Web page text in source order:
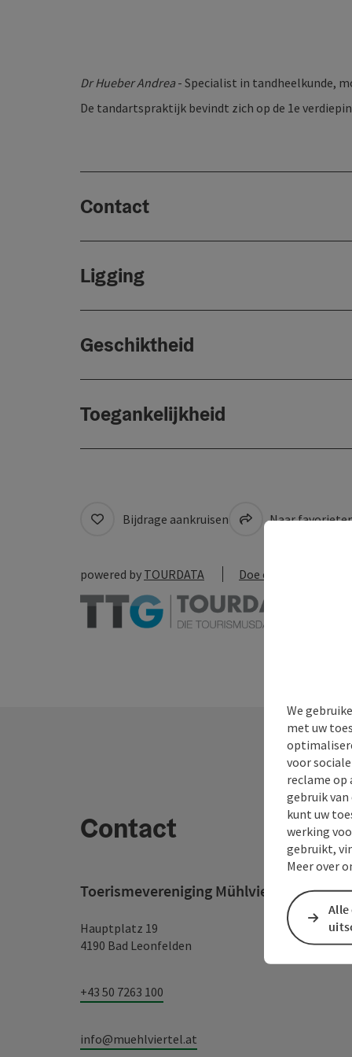
Dr Hueber Andrea - Specialist in tandheelkunde,
De tandartspraktijk bevindt zich op de 1e
Contact
Ligging
Geschiktheid
Toegankelijkheid
Bijdrage aankruisen Naar
powered by TOURDATA Doe een suggestie
Contact
Toerismevereniging Mühlviertel
Hauptplatz 19
4190 Bad Leonfelden
+43 50 7263 100
info@muehlviertel.at
We
met uw
voor
reclame op
gebruik
kunt uw
werking
gebruikt,
Meer over
Alle